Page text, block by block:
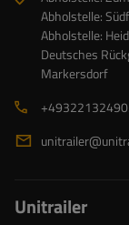
Abholstelle:
Abholstelle:
Deutsches
Markersdorf
Unitrailer